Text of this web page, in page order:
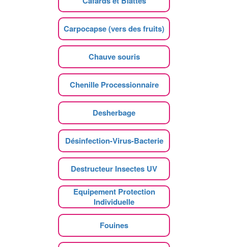
Carpocapse (vers des fruits)
Chauve souris
Chenille Processionnaire
Desherbage
Désinfection-Virus-Bacterie
Destructeur Insectes UV
Equipement Protection
Individuelle
Fouines